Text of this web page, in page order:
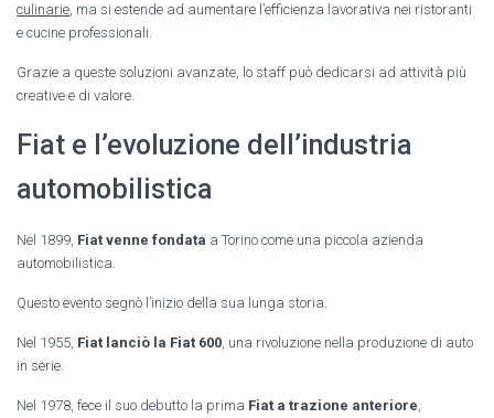
culinarie , ma si estende ad aumentare l’efficienza lavorativa nei ristoranti
e cucine professionali.
Grazie a queste soluzioni avanzate, lo staff può dedicarsi ad attività più
creative e di valore.
Fiat e l’evoluzione dell’industria
automobilistica
Nel 1899, Fiat venne fondata a Torino come una piccola azienda
automobilistica.
Questo evento segnò l’inizio della sua lunga storia.
Nel 1955, Fiat lanciò la Fiat 600 , una rivoluzione nella produzione di auto
in serie.
Nel 1978, fece il suo debutto la prima Fiat a trazione anteriore